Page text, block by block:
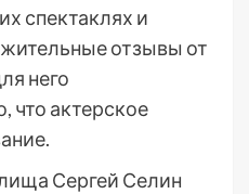
спектаклях и
отзывы от
него
что актерское
Сергей Селин